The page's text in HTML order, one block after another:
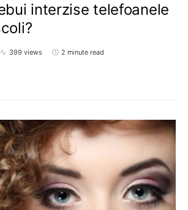
interzise telefoanele
399 views 2 minute read